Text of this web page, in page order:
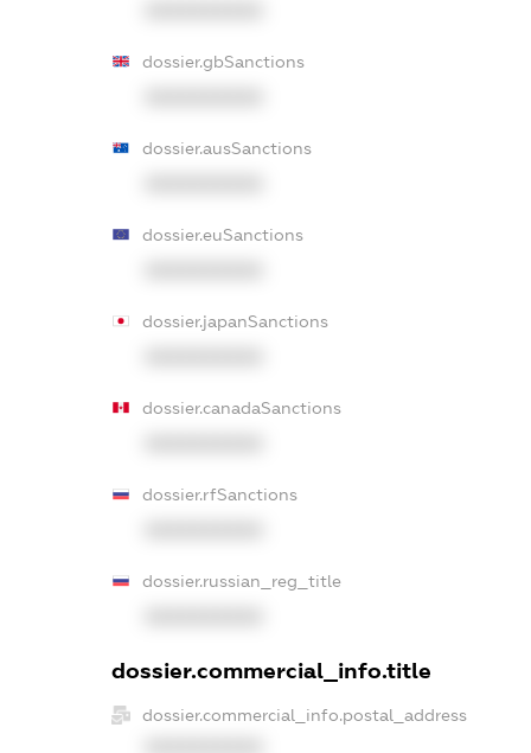
dossier.gbSanctions
dossier.ausSanctions
dossier.euSanctions
dossier.japanSanctions
dossier.canadaSanctions
dossier.rfSanctions
dossier.russian_reg_title
dossier.commercial_info.title
dossier.commercial_info.postal_address